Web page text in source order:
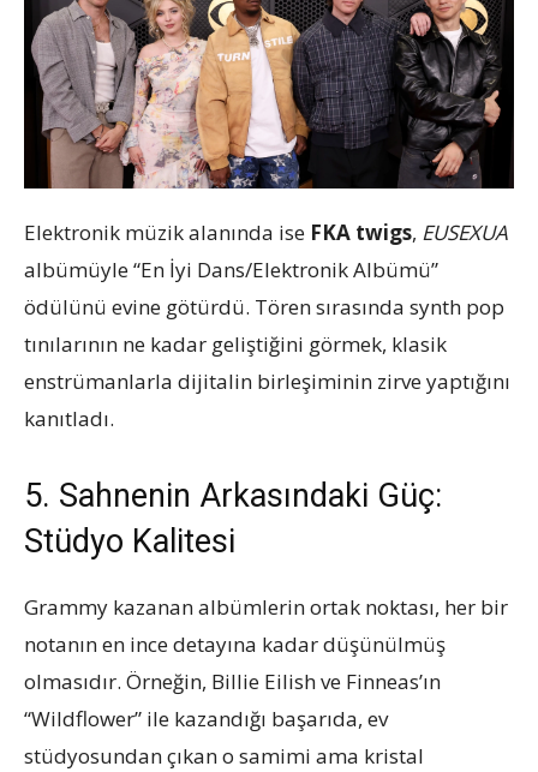
Elektronik müzik alanında ise FKA twigs, EUSEXUA
albümüyle “En İyi Dans/Elektronik Albümü”
ödülünü evine götürdü. Tören sırasında synth pop
tınılarının ne kadar geliştiğini görmek, klasik
enstrümanlarla dijitalin birleşiminin zirve yaptığını
kanıtladı.
5. Sahnenin Arkasındaki Güç:
Stüdyo Kalitesi
Grammy kazanan albümlerin ortak noktası, her bir
notanın en ince detayına kadar düşünülmüş
olmasıdır. Örneğin, Billie Eilish ve Finneas’ın
“Wildflower” ile kazandığı başarıda, ev
stüdyosundan çıkan o samimi ama kristal